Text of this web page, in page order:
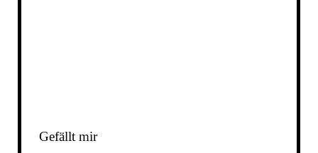
Gefällt mir